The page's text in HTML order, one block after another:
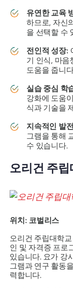
유연한 교육
하므로, 자신
을 선택할 수
전인적 성장:
기 인식, 마음
도움을 줍니
실습 중심 학
강화에 도움
식과 기술을
지속적인 발전
그램을 통해
수 있습니다.
오리건 주립
위치: 코벌리스
오리건 주립대학
인 및 자격증 프로
있습니다. 요가 강
그램과 연구 활동
력합니다.